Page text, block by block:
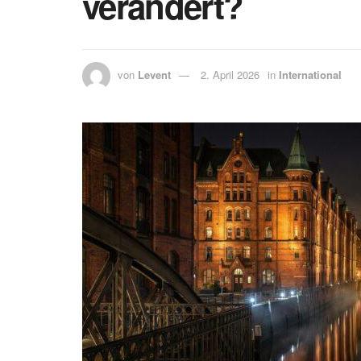
von Levent 2. April 2026 in International